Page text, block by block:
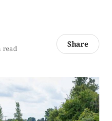
Share